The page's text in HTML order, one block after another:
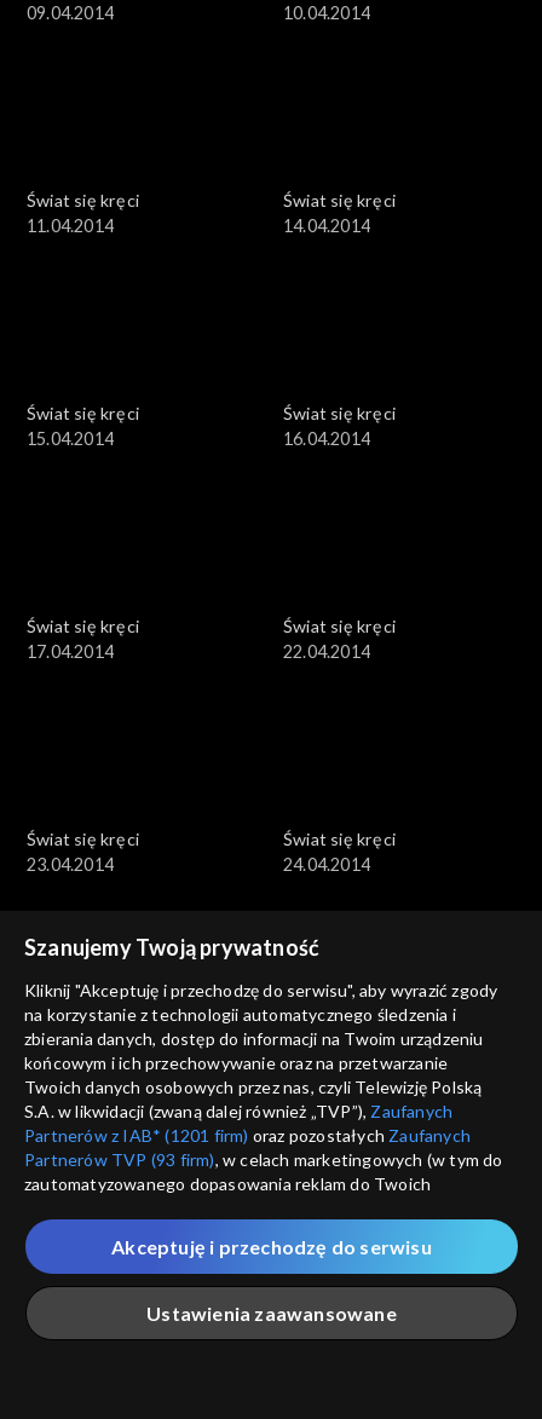
09.04.2014
10.04.2014
Świat się kręci
11.04.2014
Świat się kręci
14.04.2014
Świat się kręci
15.04.2014
Świat się kręci
16.04.2014
Świat się kręci
17.04.2014
Świat się kręci
22.04.2014
Świat się kręci
23.04.2014
Świat się kręci
24.04.2014
Świat się kręci
25.04.2014
Świat się kręci
28.04.2014
Świat się kręci
29.04.2014
Świat się kręci
30.04.2014
Szanujemy Twoją prywatność
Kliknij "Akceptuję i przechodzę do serwisu", aby wyrazić zgody
na korzystanie z technologii automatycznego śledzenia i
zbierania danych, dostęp do informacji na Twoim urządzeniu
końcowym i ich przechowywanie oraz na przetwarzanie
Twoich danych osobowych przez nas, czyli Telewizję Polską
S.A. w likwidacji (zwaną dalej również „TVP”), Zaufanych
Partnerów z IAB* (1201 firm) oraz pozostałych Zaufanych
Partnerów TVP (93 firm), w celach marketingowych (w tym do
zautomatyzowanego dopasowania reklam do Twoich
które wskazujemy poniżej, a także zgody na udostępnianie
przez nas identyfikatora PPID do Google.
Twoje dane osobowe zbierane podczas odwiedzania przez
Ciebie naszych
poszczególnych serwisówzwanych dalej
„Portalem”, w tym informacje zapisywane za pomocą
Ustawienia zaawansowane
Akceptuję i przechodzę do serwisu